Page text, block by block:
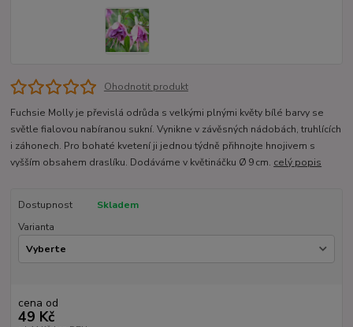
Ohodnotit produkt
Fuchsie Molly je převislá odrůda s velkými plnými květy bílé barvy se
světle fialovou nabíranou sukní. Vynikne v závěsných nádobách, truhlících
i záhonech. Pro bohaté kvetení ji jednou týdně přihnojte hnojivem s
vyšším obsahem draslíku. Dodáváme v květináčku Ø 9 cm. celý popis
Dostupnost
Skladem
Varianta
cena od
49 Kč